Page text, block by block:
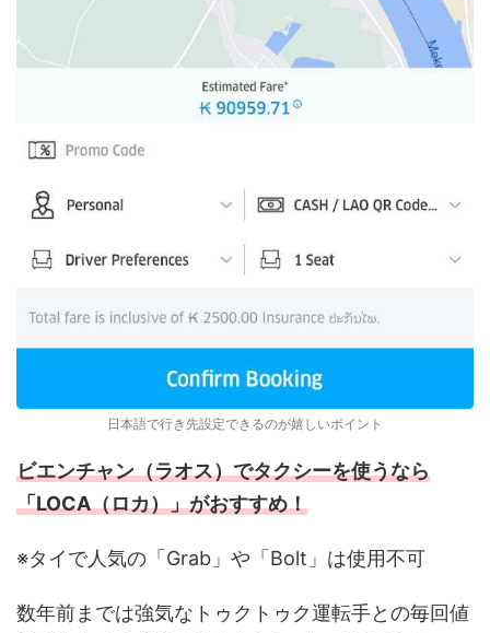
日本語で行き先設定できるのが嬉しいポイント
ビエンチャン（ラオス）でタクシーを使うなら
「LOCA（ロカ）」がおすすめ！
※タイで人気の「Grab」や「Bolt」は使用不可
数年前までは強気なトゥクトゥク運転手との毎回値